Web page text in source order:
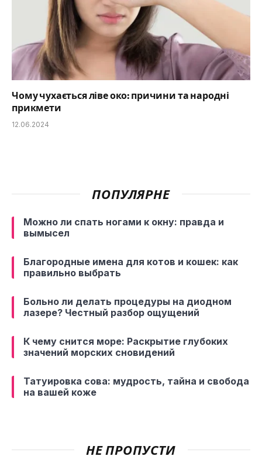
Чому чухається ліве око: причини та народні
прикмети
12.06.2024
ПОПУЛЯРНЕ
Можно ли спать ногами к окну: правда и
вымысел
Благородные имена для котов и кошек: как
правильно выбрать
Больно ли делать процедуры на диодном
лазере? Честный разбор ощущений
К чему снится море: Раскрытие глубоких
значений морских сновидений
Татуировка сова: мудрость, тайна и свобода
на вашей коже
НЕ ПРОПУСТИ